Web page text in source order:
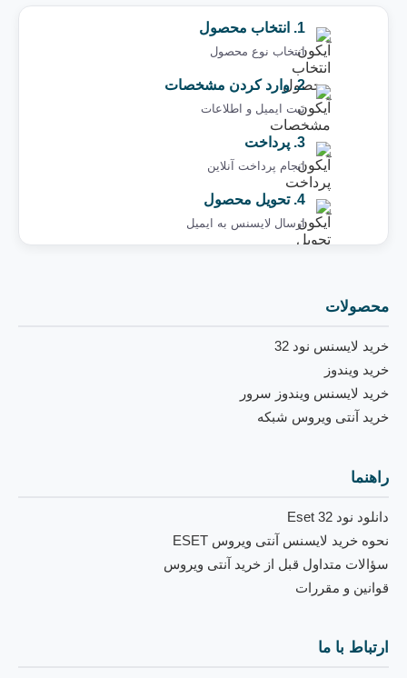
1. انتخاب محصول
انتخاب نوع محصول
2. وارد کردن مشخصات
ثبت ایمیل و اطلاعات
3. پرداخت
انجام پرداخت آنلاین
4. تحویل محصول
ارسال لایسنس به ایمیل ‌
محصولات
خرید لایسنس نود 32
خرید ویندوز
خرید لایسنس ویندوز سرور
خرید آنتی ویروس شبکه
راهنما
دانلود نود 32 Eset
نحوه خرید لایسنس آنتی ویروس ESET
سؤالات متداول قبل از خرید آنتی ویروس
قوانین و مقررات
ارتباط با ما